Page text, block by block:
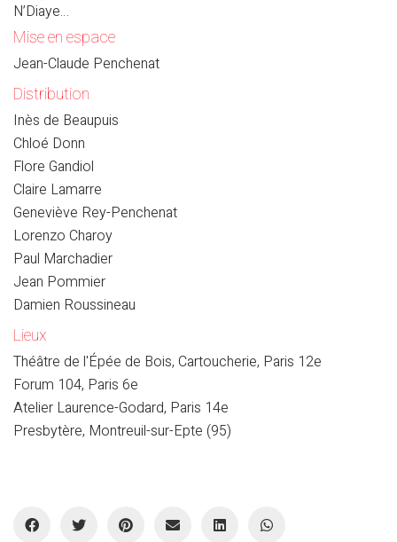
N’Diaye…
Mise en espace
Jean-Claude Penchenat
Distribution
Inès de Beaupuis
Chloé Donn
Flore Gandiol
Claire Lamarre
Geneviève Rey-Penchenat
Lorenzo Charoy
Paul Marchadier
Jean Pommier
Damien Roussineau
Lieux
Théâtre de l'Épée de Bois, Cartoucherie, Paris 12e
Forum 104, Paris 6e
Atelier Laurence-Godard, Paris 14e
Presbytère, Montreuil-sur-Epte (95)